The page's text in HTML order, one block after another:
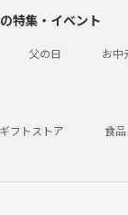
特集・イベント
父の日 お中
ギフトストア 食